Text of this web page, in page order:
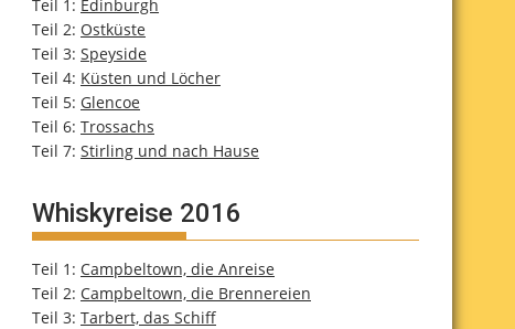
Teil 1: Edinburgh
Teil 2: Ostküste
Teil 3: Speyside
Teil 4: Küsten und Löcher
Teil 5: Glencoe
Teil 6: Trossachs
Teil 7: Stirling und nach Hause
Whiskyreise 2016
Teil 1: Campbeltown, die Anreise
Teil 2: Campbeltown, die Brennereien
Teil 3: Tarbert, das Schiff